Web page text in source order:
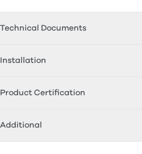
Technical Documents
Installation
Product Certification
Additional